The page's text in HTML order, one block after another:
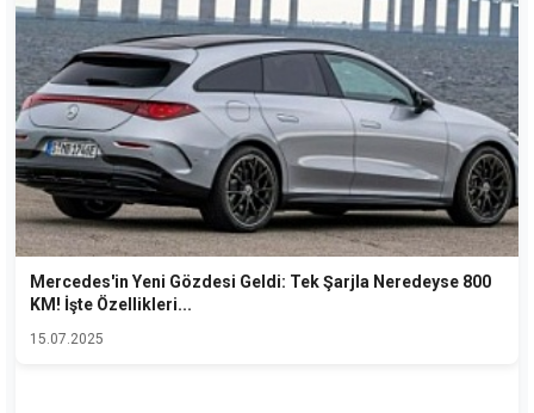
Mercedes'in Yeni Gözdesi Geldi: Tek Şarjla Neredeyse 800
KM! İşte Özellikleri...
15.07.2025